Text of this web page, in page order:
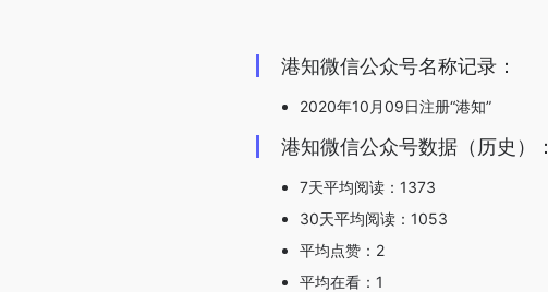
港知微信公众号名称记录：
2020年10月09日注册“港知”
港知微信公众号数据（历史）：
7天平均阅读：1373
30天平均阅读：1053
平均点赞：2
平均在看：1